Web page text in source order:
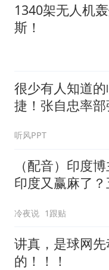
1340架无人机
斯！
很少有人知道
捷！张自忠率
听风PPT
（配音）印度
印度又赢麻了？
贴上了，欧洲还
合作
冷夜说 1跟贴
讲真，是球网
的！！！